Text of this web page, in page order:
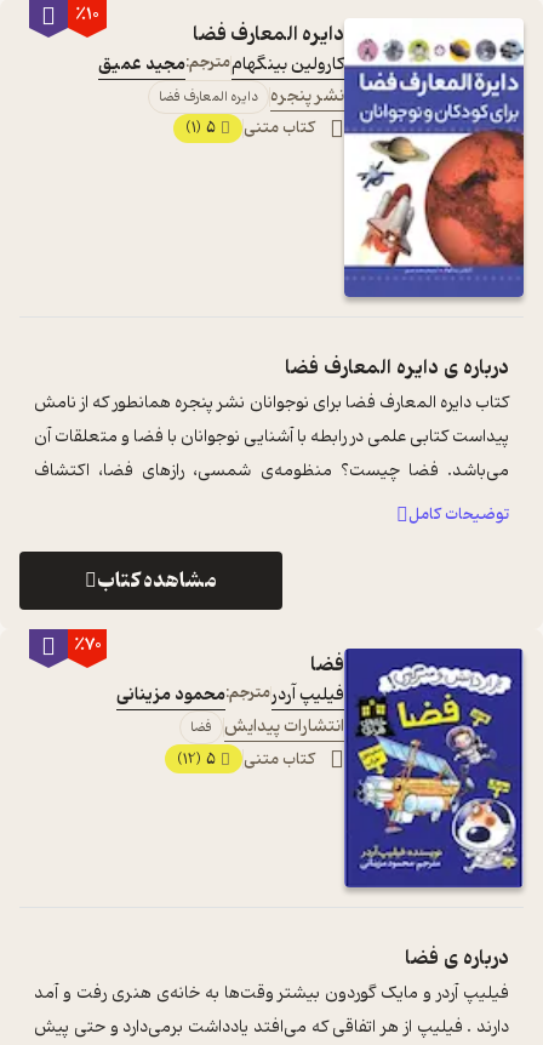
٪10
دایره المعارف فضا
کارولین بینگهاممترجم:مجید عمیق
نشر پنجره
دایره المعارف فضا
کتاب متنی 5
(1)
درباره ی دایره المعارف فضا
کتاب دایره المعارف فضا برای نوجوانان نشر پنجره همانطور که از نامش
پیداست کتابی علمی در رابطه با آشنایی نوجوانان با فضا و متعلقات آن
می‌باشد. فضا چیست؟ منظومه‌ی شمسی، رازهای فضا، اکتشاف
فضا، ستارگان دن ...
توضیحات کامل
مشاهده کتاب
٪70
فضا
فیلیپ آردرمترجم:محمود مزینانی
انتشارات پیدایش
فضا
کتاب متنی 5
(12)
درباره ی فضا
فیلیپ آردر و مایک گوردون بیشتر وقت‌ها به خانه‌ی هنری رفت و آمد
دارند . فیلیپ از هر اتفاقی که می‌افتد یادداشت برمی‌دارد و حتی پیش